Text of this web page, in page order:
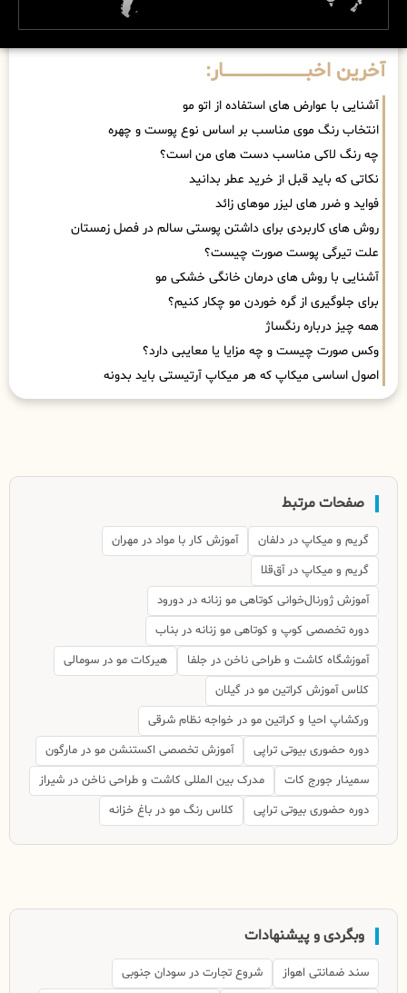
آخرین اخبــــــــــــــــــــــــــــــار:
آشنایی با عوارض های استفاده از اتو مو
انتخاب رنگ موی مناسب بر اساس نوع پوست و چهره
چه رنگ لاکی مناسب دست های من است؟
نکاتی که باید قبل از خرید عطر بدانید
فواید و ضرر های لیزر موهای زائد
روش های کاربردی برای داشتن پوستی سالم در فصل زمستان
علت تیرگی پوست صورت چیست؟
آشنایی با روش های درمان خانگی خشکی مو
برای جلوگیری از گره خوردن مو چکار کنیم؟
همه چیز درباره رنگساژ
وکس صورت چیست و چه مزایا یا معایبی دارد؟
اصول اساسی میکاپ که هر میکاپ آرتیستی باید بدونه
صفحات مرتبط
گریم و میکاپ در دلفان
آموزش کار با مواد در مهران
گریم و میکاپ در آق‌قلا
آموزش ژورنال‌خوانی کوتاهی مو زنانه در دورود
دوره تخصصی کوپ و کوتاهی مو زنانه در بناب
آموزشگاه کاشت و طراحی ناخن در جلفا
هیرکات مو در سومالی
کلاس آموزش کراتین مو در گیلان
ورکشاپ احیا و کراتین مو در خواجه نظام شرقی
دوره حضوری بیوتی تراپی
آموزش تخصصی اکستنشن مو در مارگون
سمینار جورج کات
مدرک بین المللی کاشت و طراحی ناخن در شیراز
دوره حضوری بیوتی تراپی
کلاس رنگ مو در باغ خزانه
وبگردی و پیشنهادات
سند ضمانتی اهواز
شروع تجارت در سودان جنوبی